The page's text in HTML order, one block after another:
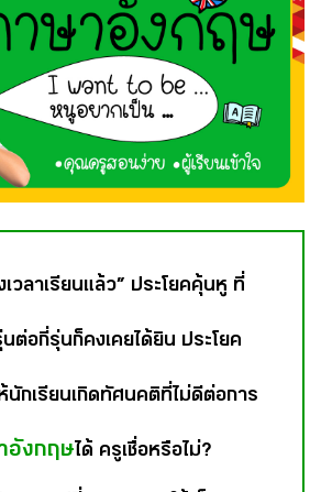
งเวลาเรียนแล้ว” ประโยคคุ้นหู ที่
ต่อกี่รุ่นก็คงเคยได้ยิน ประโยค
นักเรียนเกิดทัศนคติที่ไม่ดีต่อการ
อังกฤษได้ ครูเชื่อหรือไม่?